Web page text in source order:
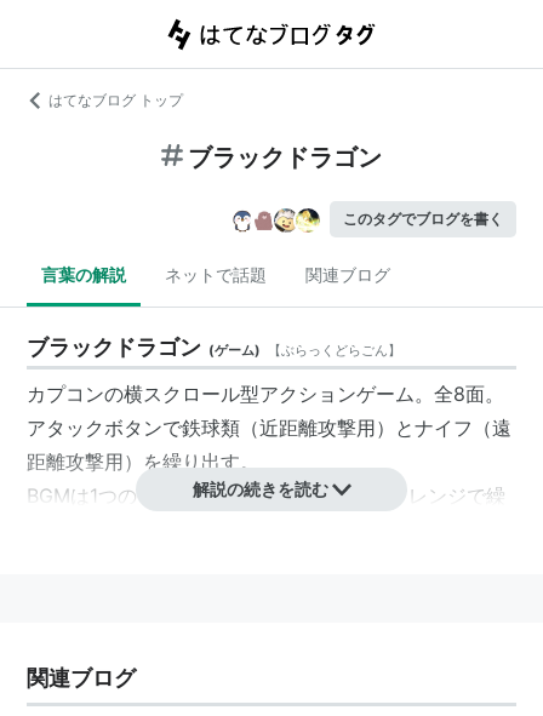
はてなブログ トップ
ブラックドラゴン
このタグでブログを書く
言葉の解説 ネットで話題 関連ブログ
ブラックドラゴン (ゲーム) 【ぶらっくどらごん】
カプコンの横スクロール型アクションゲーム。全8面。
アタックボタンで鉄球類（近距離攻撃用）とナイフ（遠
距離攻撃用）を繰り出す。
BGMは1つのモチーフが、面ごとに異なるアレンジで繰
「ZENNY（ゼニー）」であるなど、当時の人気マンガ
から借りてきた要素も見受けられる。
解説の続きを読む
関連ブログ